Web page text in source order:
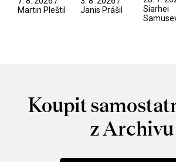
z vesmíru
Martin Pleštil
Janis Prášil
Siarhei
Koupit
z Archivu